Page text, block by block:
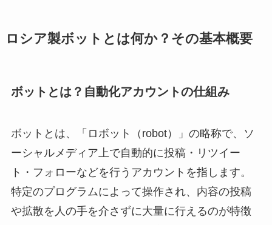
ロシア製ボットとは何か？その基本概要
ボットとは？自動化アカウントの仕組み
ボットとは、「ロボット（robot）」の略称で、ソ
ーシャルメディア上で自動的に投稿・リツイー
ト・フォローなどを行うアカウントを指します。
特定のプログラムによって操作され、内容の投稿
や拡散を人の手を介さずに大量に行えるのが特徴